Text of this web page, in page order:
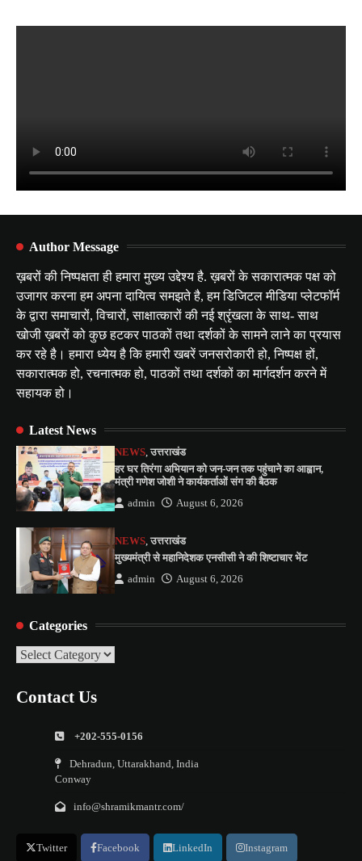
Author Message
ख़बरों की निष्पक्षता ही हमारा मुख्य उद्देश्य है. ख़बरों के सकारात्मक पक्ष को
उजागर करना हम अपना दायित्व समझते है, हम डिजिटल मीडिया प्लेटफॉर्म
के द्वारा समाचारों, विचारों, साक्षात्कारों की नई श्रृंखला के साथ- साथ
खोजी ख़बरों को कुछ हटकर पाठकों तथा दर्शकों के सामने लाने का प्रयास
कर रहे है। हमारा ध्येय है कि हमारी खबरें जनसरोकारी हो, निष्पक्ष हों,
सकारात्मक हो, रचनात्मक हो, पाठकों तथा दर्शकों का मार्गदर्शन करने में
सहायक हो।
Latest News
NEWS,उत्तराखंड
हर घर तिरंगा अभियान को जन-जन तक पहुंचाने का आह्वान,
मंत्री गणेश जोशी ने कार्यकर्ताओं संग की बैठक
admin August 6, 2026
NEWS,उत्तराखंड
मुख्यमंत्री से महानिदेशक एनसीसी ने की शिष्टाचार भेंट
admin August 6, 2026
Categories
Categories
Contact Us
+202-555-0156
Dehradun, Uttarakhand, India
Conway
info@shramikmantr.com/
Twitter Facebook LinkedIn Instagram